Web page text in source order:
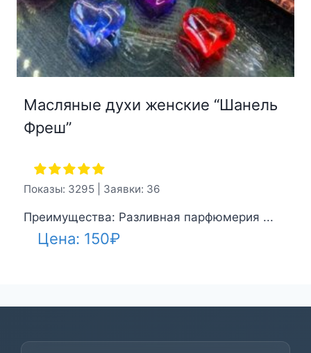
Масляные духи женские “Шанель
Фреш”
Показы: 3295 | Заявки: 36
Преимущества: Разливная парфюмерия ...
Цена: 150₽